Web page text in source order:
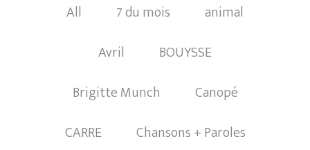
All 7 du mois
animal
Avril
BOUYSSE
Brigitte Munch
Canopé
CARRE
Chansons + Paroles